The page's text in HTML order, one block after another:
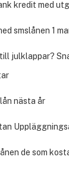
kredit med
smslånen 1
julklappar?
nästa år
de som